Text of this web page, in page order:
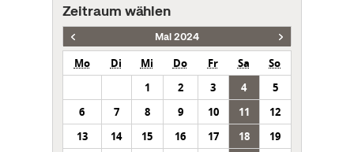
Zeitraum wählen
Mai 2024
Mo Di Mi Do Fr Sa
So
1
2 3 4
5
6
7 8 9 10 11
12
13
14 15 16 17 18
19